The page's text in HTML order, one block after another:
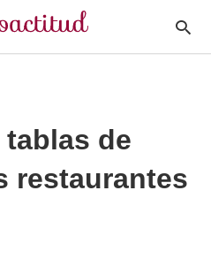
de
restaurantes